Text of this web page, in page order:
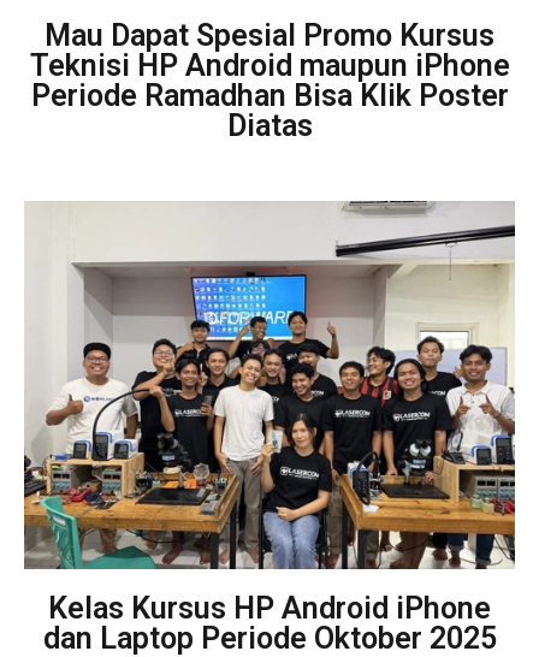
Mau Dapat Spesial Promo Kursus
Teknisi HP Android maupun iPhone
Periode Ramadhan Bisa Klik Poster
Diatas
Kelas Kursus HP Android iPhone
dan Laptop Periode Oktober 2025